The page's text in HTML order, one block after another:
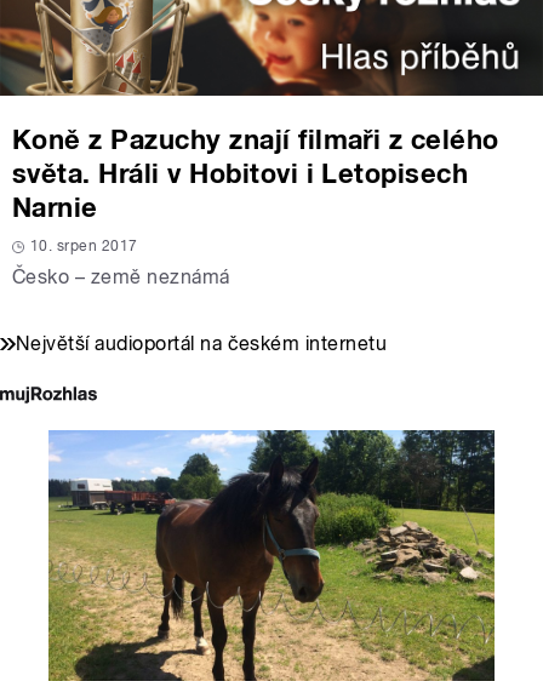
Koně z Pazuchy znají filmaři z celého
světa. Hráli v Hobitovi i Letopisech
Narnie
10. srpen 2017
Česko – země neznámá
Největší audioportál na českém internetu